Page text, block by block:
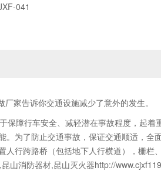
041
家告诉你交通设施减少了意外的发生。
保障行车安全、减轻潜在事故程度，起着
。为了防止交通事故，保证交通顺适，全
人行跨路桥（包括地下人行横道），栅栏
山消防器材,昆山灭火器http://